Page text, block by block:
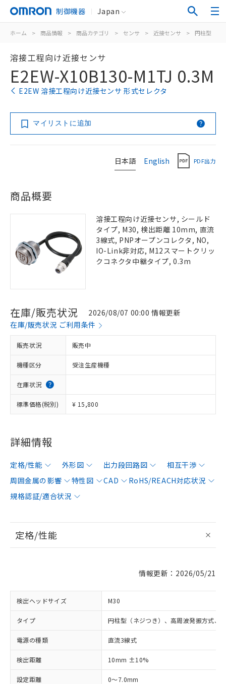
制御機器 Japan
ホーム > 商品情報 > 商品カテゴリ > センサ > 近接センサ > 円柱型
溶接工程向け近接センサ
E2EW-X10B130-M1TJ 0.3M
E2EW 溶接工程向け近接センサ 形式セレクタ
マイリストに追加
日本語 English PDF出力
商品概要
溶接工程向け近接センサ, シールド
タイプ, M30, 検出距離 10mm, 直流
3線式, PNPオープンコレクタ, NO,
IO-Link非対応, M12スマートクリッ
クコネクタ中継タイプ, 0.3m
在庫/販売状況
2026/08/07 00:00 情報更新
在庫/販売状況 ご利用条件
販売状況 販売中
機種区分 受注生産機種
在庫状況
標準価格(税別) ¥ 15,800
詳細情報
定格/性能 外形図 出力段回路図
相互干渉
周囲金属の影響
特性図 CAD
RoHS/REACH対応状況
規格認証/適合状況
定格/性能
情報更新：2026/05/21
検出ヘッドサイズ M30
タイプ 円柱型（ネジつき）、高周波発振方式、
電源の種類 直流3線式
検出距離 10mm ±10%
設定距離 0～7.0mm